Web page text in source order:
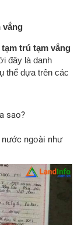
vắng
tạm trú tạm vắng
đây là danh
thể dựa trên các
sao?
ngoài như